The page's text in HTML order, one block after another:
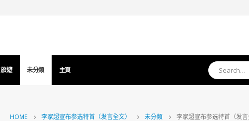
旅遊 未分類 主頁
HOME 李家超宣布参选特首（发言全文） 未分類 李家超宣布参选特首（发